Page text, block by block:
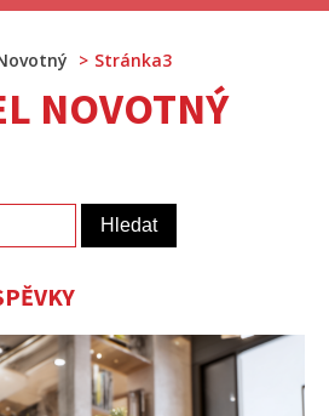
Stránka3
NOVOTNÝ